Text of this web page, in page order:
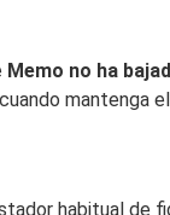
Memo no ha
mantenga
habitual de